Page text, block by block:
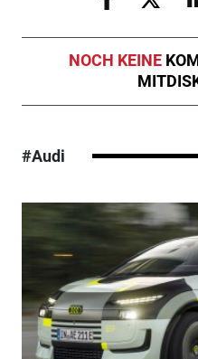
NOCH KEINE
#Audi